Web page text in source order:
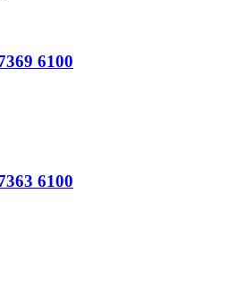
6100
6100